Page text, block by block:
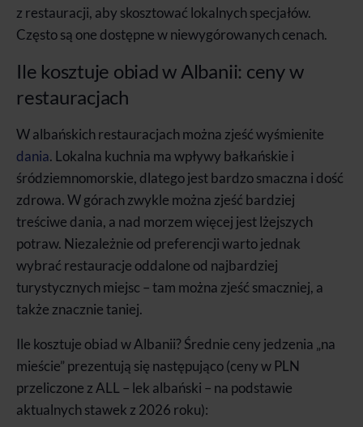
z restauracji, aby skosztować lokalnych specjałów.
Często są one dostępne w niewygórowanych cenach.
Ile kosztuje obiad w Albanii: ceny w
restauracjach
W albańskich restauracjach można zjeść wyśmienite
dania. Lokalna kuchnia ma wpływy bałkańskie i
śródziemnomorskie, dlatego jest bardzo smaczna i dość
zdrowa. W górach zwykle można zjeść bardziej
treściwe dania, a nad morzem więcej jest lżejszych
potraw. Niezależnie od preferencji warto jednak
wybrać restauracje oddalone od najbardziej
turystycznych miejsc – tam można zjeść smaczniej, a
także znacznie taniej.
Ile kosztuje obiad w Albanii? Średnie ceny jedzenia „na
mieście” prezentują się następująco (ceny w PLN
przeliczone z ALL – lek albański – na podstawie
aktualnych stawek z 2026 roku):